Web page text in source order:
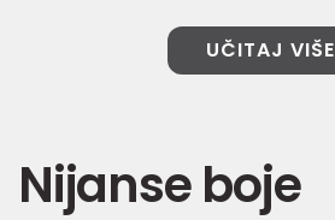
UČITAJ VIŠE
Nijanse boje